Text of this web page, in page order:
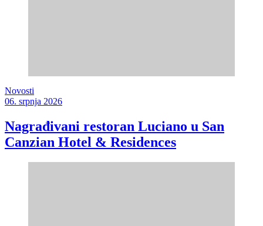
Novosti
06. srpnja 2026
Nagrađivani restoran Luciano u San
Canzian Hotel & Residences